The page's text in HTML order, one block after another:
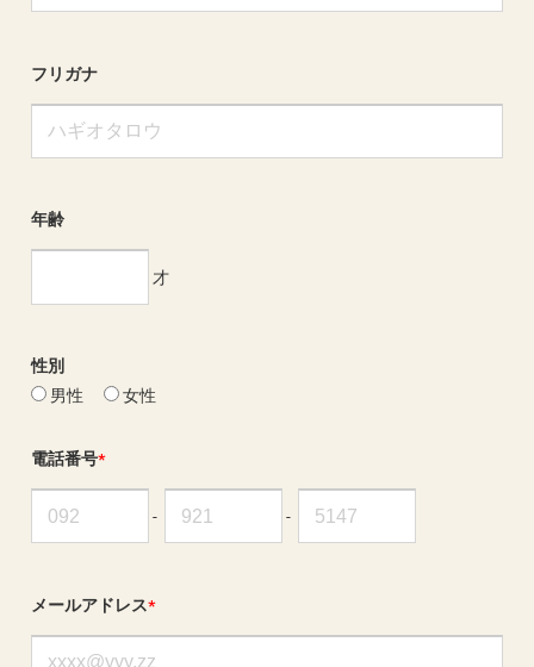
フリガナ
年齢
才
性別
男性
女性
電話番号*
- -
メールアドレス*